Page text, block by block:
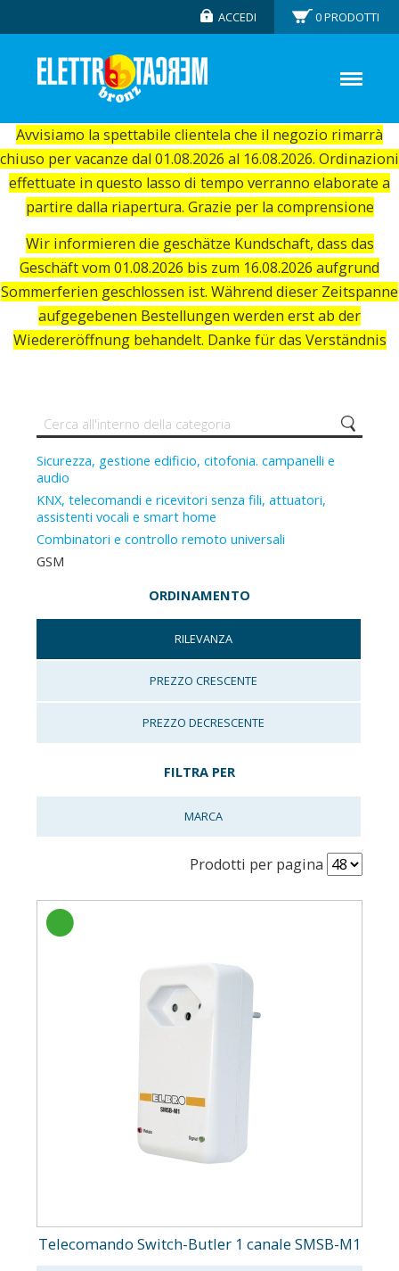
Avvisiamo la spettabile clientela che il negozio rimarrà
chiuso per vacanze dal 01.08.2026 al 16.08.2026. Ordinazioni
effettuate in questo lasso di tempo verranno elaborate a
partire dalla riapertura. Grazie per la comprensione
Wir informieren die geschätze Kundschaft, dass das
Geschäft vom 01.08.2026 bis zum 16.08.2026 aufgrund
Sommerferien geschlossen ist. Während dieser Zeitspanne
aufgegebenen Bestellungen werden erst ab der
Wiedereröffnung behandelt. Danke für das Verständnis
ACCEDI 0PRODOTTI
Sicurezza, gestione edificio, citofonia. campanelli e
audio
KNX, telecomandi e ricevitori senza fili, attuatori,
assistenti vocali e smart home
Combinatori e controllo remoto universali
GSM
ORDINAMENTO
RILEVANZA
PREZZO CRESCENTE
PREZZO DECRESCENTE
FILTRA PER
MARCA
Prodotti per pagina
Telecomando Switch-Butler 1 canale SMSB-M1